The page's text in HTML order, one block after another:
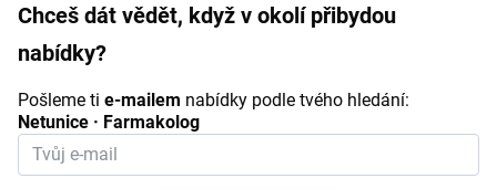
Chceš dát vědět, když v okolí přibydou
nabídky?
Pošleme ti e-mailem nabídky podle tvého hledání:
Netunice · Farmakolog